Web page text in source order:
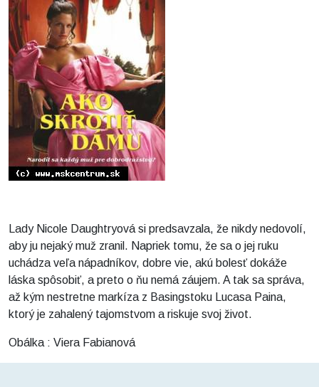
Lady Nicole Daughtryová si predsavzala, že nikdy nedovolí,
aby ju nejaký muž zranil. Napriek tomu, že sa o jej ruku
uchádza veľa nápadníkov, dobre vie, akú bolesť dokáže
láska spôsobiť, a preto o ňu nemá záujem. A tak sa správa,
až kým nestretne markíza z Basingstoku Lucasa Paina,
ktorý je zahalený tajomstvom a riskuje svoj život.
Obálka : Viera Fabianová